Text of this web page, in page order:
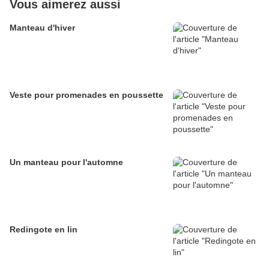
Vous aimerez aussi
Manteau d'hiver
Veste pour promenades en poussette
Un manteau pour l'automne
Redingote en lin